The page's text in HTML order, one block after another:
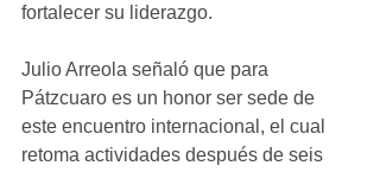
fortalecer su liderazgo.
Julio Arreola señaló que para
Pátzcuaro es un honor ser sede de
este encuentro internacional, el cual
retoma actividades después de seis